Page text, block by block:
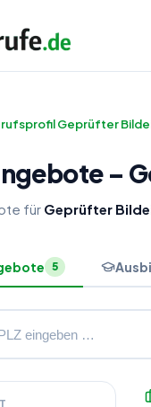
Geprüfter
–
für Geprüfter
5